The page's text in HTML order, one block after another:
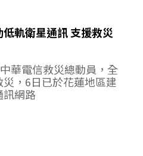
軌衛星通訊 支援救災
華電信救災總動員，全
，6日已於花蓮地區建
訊網路